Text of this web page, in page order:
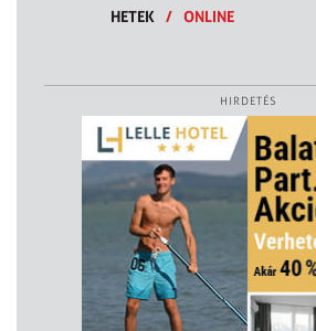
HETEK / ONLINE
HIRDETÉS